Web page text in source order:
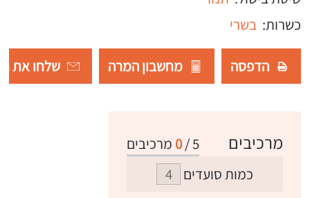
כשרות: בשרי
הדפסה מחשבון המרה שלחו את
5
/
0 מרכיבים מרכיבים
כמות סועדים